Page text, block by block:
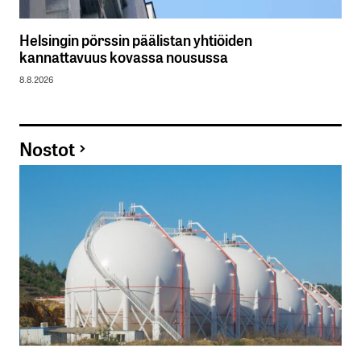
Helsingin pörssin päälistan yhtiöiden
kannattavuus kovassa nousussa
8.8.2026
Nostot